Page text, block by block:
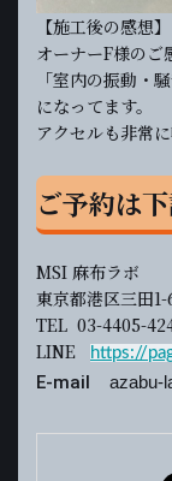
【施工後の感想】
オーナーF様のご
「室内の振動・
になってます。
アクセルも非常
ご予約は
MSI 麻布ラボ
東京都港区三田1-
TEL 03-4405-
LINE
https://
E-mail azabu-